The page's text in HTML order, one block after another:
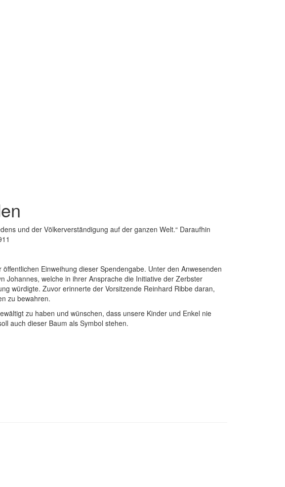
und der Völkerverständigung auf der ganzen Welt.“ Daraufhin
Einweihung dieser Spendengabe. Unter den Anwesenden
Johannes, welche in ihrer Ansprache die Initiative der Zerbster
würdigte. Zuvor erinnerte der Vorsitzende Reinhard Ribbe daran,
zu bewahren.
zu haben und wünschen, dass unsere Kinder und Enkel nie
auch dieser Baum als Symbol stehen.